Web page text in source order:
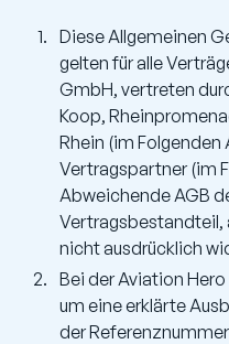
Diese Allgemeinen
gelten für alle
GmbH, vertreten
Koop,
Rhein (im Folgenden
Vertragspartner (im
Abweichende AGB
Vertragsbestandteil,
nicht ausdrücklich
Bei der Aviation
um eine erklärte
der